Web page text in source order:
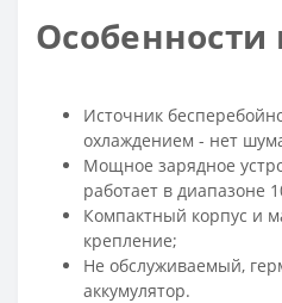
Особенности
Источник
охлаждением - нет
Мощное зарядное
работает в диапазоне
Компактный корпус и
крепление;
Не обслуживаемый,
аккумулятор.